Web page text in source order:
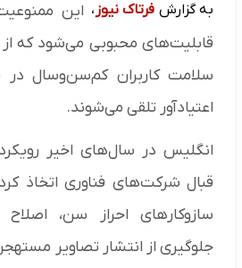
به گزارش فرتاک نیوز ، این
قابلیت‌های محبوبی می‌شود که از
سلامت کاربران کم‌سن‌وسال در
اعتیادآور تلقی می‌شوند.
انگلیس در سال‌های اخیر
قبال شرکت‌های فناوری اتخاذ
سازوکارهای احراز سن، اصلاح
جلوگیری از انتشار تصاویر